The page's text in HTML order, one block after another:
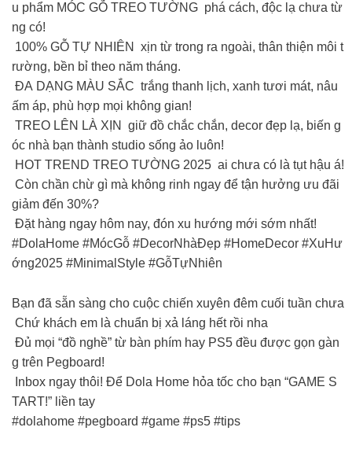
u phẩm MÓC GỖ TREO TƯỜNG phá cách, độc lạ chưa từ
ng có!
100% GỖ TỰ NHIÊN xịn từ trong ra ngoài, thân thiện môi t
rường, bền bỉ theo năm tháng.
ĐA DẠNG MÀU SẮC trắng thanh lịch, xanh tươi mát, nâu
ấm áp, phù hợp mọi không gian!
TREO LÊN LÀ XỊN giữ đồ chắc chắn, decor đẹp lạ, biến g
óc nhà bạn thành studio sống ảo luôn!
HOT TREND TREO TƯỜNG 2025 ai chưa có là tụt hậu á!
Còn chần chừ gì mà không rinh ngay để tận hưởng ưu đãi
giảm đến 30%?
Đặt hàng ngay hôm nay, đón xu hướng mới sớm nhất!
#DolaHome #MócGỗ #DecorNhàĐẹp #HomeDecor #XuHư
ớng2025 #MinimalStyle #GỗTựNhiên
Bạn đã sẵn sàng cho cuộc chiến xuyên đêm cuối tuần chưa
Chứ khách em là chuẩn bị xả láng hết rồi nha
Đủ mọi “đồ nghề” từ bàn phím hay PS5 đều được gọn gàn
g trên Pegboard!
Inbox ngay thôi! Để Dola Home hỏa tốc cho bạn “GAME S
TART!” liền tay
#dolahome #pegboard #game #ps5 #tips